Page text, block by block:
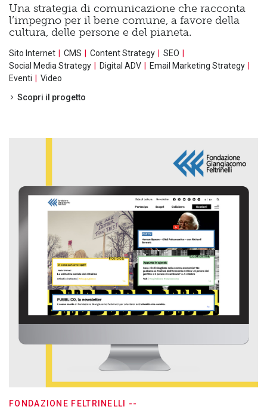
Una strategia di comunicazione che racconta
l’impegno per il bene comune, a favore della
cultura, delle persone e del pianeta.
Sito Internet CMS Content Strategy
SEO
Social Media Strategy
Digital ADV
Email Marketing Strategy
Eventi
Video
Scopri il progetto
FONDAZIONE FELTRINELLI --